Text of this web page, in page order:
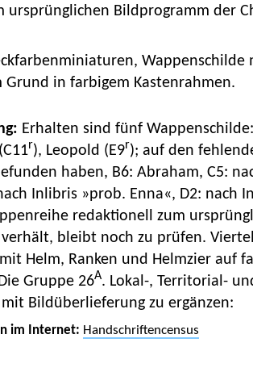
ursprünglichen Bildprogramm der
in farbigem Kastenrahmen.
Erhalten sind fünf
r), Leopold (E9r); auf den
haben, B6: Abraham, C5:
Inlibris »prob. Enna«, D2: nach
redaktionell zum
verhält, bleibt noch zu prüfen.
Helm, Ranken und Helmzier auf
Gruppe 26A. Lokal-, Territorial-
Bildüberlieferung zu ergänzen:
im Internet: Handschriftencensus